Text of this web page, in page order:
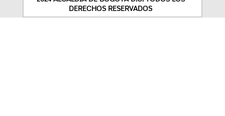
DERECHOS RESERVADOS